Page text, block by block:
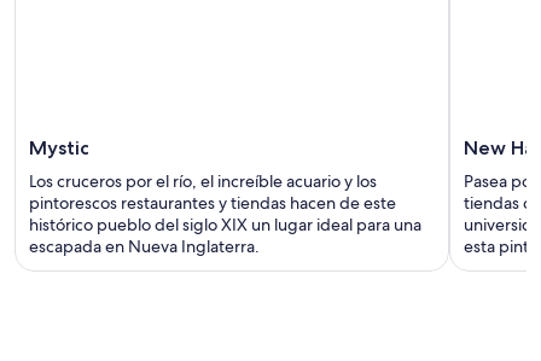
Mystic
Los cruceros por el río, el increíble acuario y los
pintorescos restaurantes y tiendas hacen de este
histórico pueblo del siglo XIX un lugar ideal para una
escapada en Nueva Inglaterra.
New
Pasea
tiendas
esta